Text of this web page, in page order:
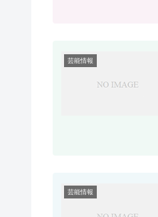
芸能情報
芸能情報